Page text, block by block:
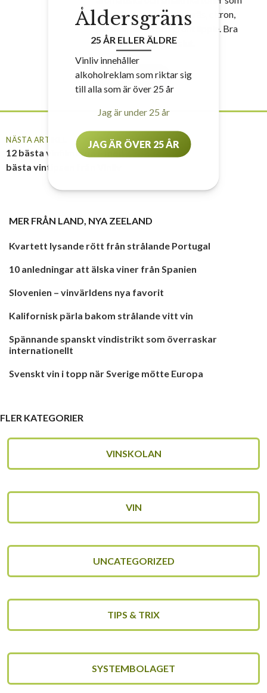
krusbär, svarta vinbär, gräs, citron,
persika, päron och grönt äpple. Bra
balans med friskt avslut.
TILL VINET
NÄSTA ARTIKEL
12 bästa vinfilmerna – med
bästa vintipsen från Vinliv
MER FRÅN LAND, NYA ZEELAND
Kvartett lysande rött från strålande Portugal
10 anledningar att älska viner från Spanien
Slovenien – vinvärldens nya favorit
Kalifornisk pärla bakom strålande vitt vin
Spännande spanskt vindistrikt som överraskar
internationellt
Svenskt vin i topp när Sverige mötte Europa
FLER KATEGORIER
VINSKOLAN
VIN
UNCATEGORIZED
TIPS & TRIX
SYSTEMBOLAGET
Åldersgräns
25 ÅR ELLER ÄLDRE
Vinliv innehåller
alkoholreklam som riktar sig
till alla som är över 25 år
Jag är under 25 år
JAG ÄR ÖVER 25 ÅR